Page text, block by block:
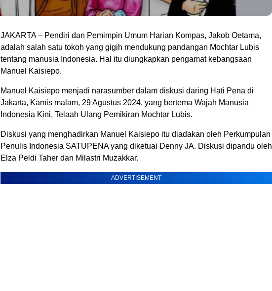
JAKARTA – Pendiri dan Pemimpin Umum Harian Kompas, Jakob Oetama,
adalah salah satu tokoh yang gigih mendukung pandangan Mochtar Lubis
tentang manusia Indonesia. Hal itu diungkapkan pengamat kebangsaan
Manuel Kaisiepo.
Manuel Kaisiepo menjadi narasumber dalam diskusi daring Hati Pena di
Jakarta, Kamis malam, 29 Agustus 2024, yang bertema Wajah Manusia
Indonesia Kini, Telaah Ulang Pemikiran Mochtar Lubis.
Diskusi yang menghadirkan Manuel Kaisiepo itu diadakan oleh Perkumpulan
Penulis Indonesia SATUPENA yang diketuai Denny JA. Diskusi dipandu oleh
Elza Peldi Taher dan Milastri Muzakkar.
ADVERTISEMENT